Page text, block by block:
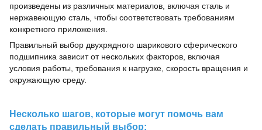
произведены из различных материалов, включая сталь и
нержавеющую сталь, чтобы соответствовать требованиям
конкретного приложения.
Правильный выбор двухрядного шарикового сферического
подшипника зависит от нескольких факторов, включая
условия работы, требования к нагрузке, скорость вращения и
окружающую среду.
Несколько шагов, которые могут помочь вам
сделать правильный выбор: